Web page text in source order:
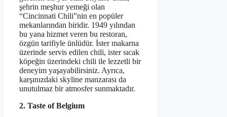
şehrin meşhur yemeği olan
“Cincinnati Chili”nin en popüler
mekanlarından biridir. 1949 yılından
bu yana hizmet veren bu restoran,
özgün tarifiyle ünlüdür. İster makarna
üzerinde servis edilen chili, ister sıcak
köpeğin üzerindeki chili ile lezzetli bir
deneyim yaşayabilirsiniz. Ayrıca,
karşınızdaki skyline manzarası da
unutulmaz bir atmosfer sunmaktadır.
2. Taste of Belgium